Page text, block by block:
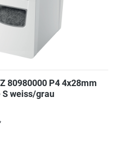
80980000 P4 4x28mm
weiss/grau